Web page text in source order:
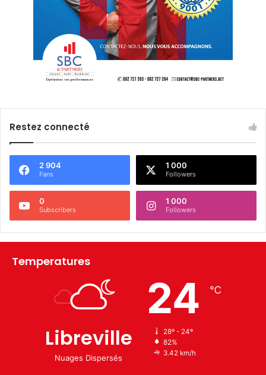
Restez connecté
2 904
Fans
1 000
Followers
0
Subscribers
1 000
Followers
Temperatures
Libreville
Nuages Dispersés
24 ℃
28º - 24º
82%
3.42 km/h